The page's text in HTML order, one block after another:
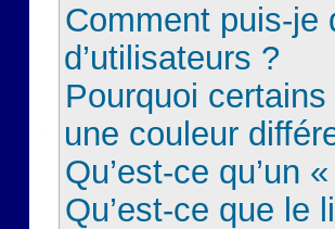
Comment puis-je
d’utilisateurs ?
Pourquoi
une couleur
Qu’est-ce qu’un
Qu’est-ce que le